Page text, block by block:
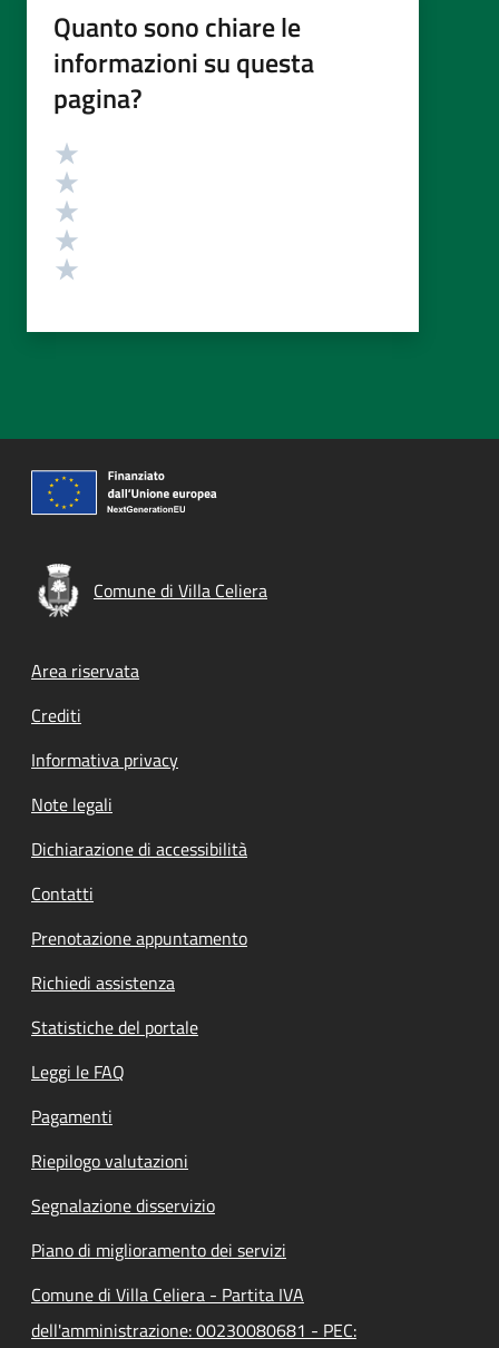
Quanto sono chiare le
informazioni su questa
pagina?
Valutazione
Comune di Villa Celiera
Footer menu
Area riservata
Crediti
Informativa privacy
Note legali
Dichiarazione di accessibilità
Contatti
Prenotazione appuntamento
Richiedi assistenza
Statistiche del portale
Leggi le FAQ
Pagamenti
Riepilogo valutazioni
Segnalazione disservizio
Piano di miglioramento dei servizi
Comune di Villa Celiera - Partita IVA
dell'amministrazione: 00230080681 - PEC: